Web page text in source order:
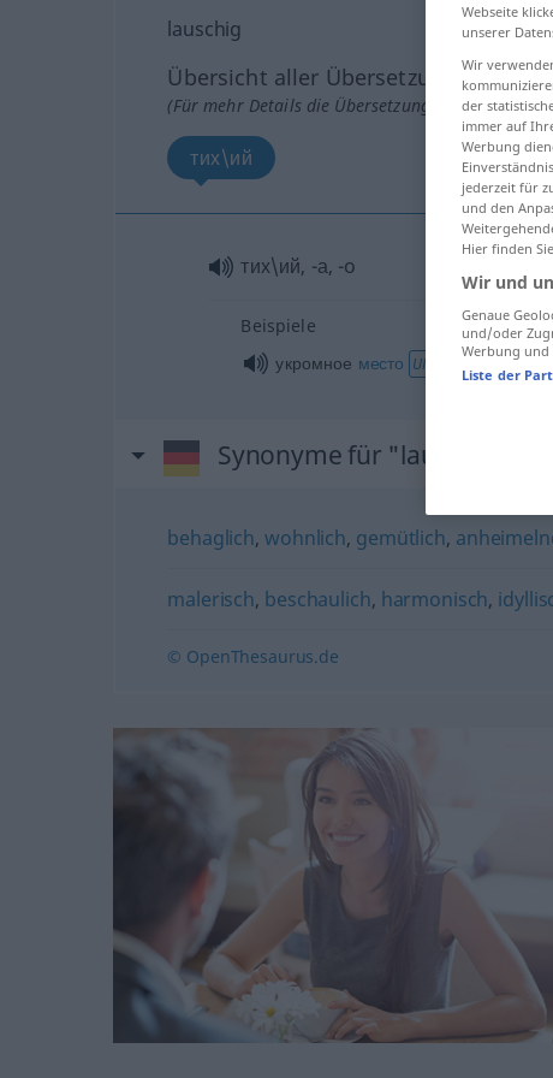
lauschig
Übersicht aller Übersetzungen
(Für mehr Details die Übersetzung anklicken/
тих\ий
тих\ий, -а, -o
Beispiele
укромное место UMG укромный
Synonyme für "lauschig"
behaglich,wohnlich, gemütlich,
malerisch, beschaulich, harmonisch,
© OpenThesaurus.de
Webseite
unserer
Wir
der
immer auf
Werbung
jederzeit für
und den
Hier finden
Wir und
Genaue
und/oder
Werbung
Liste der